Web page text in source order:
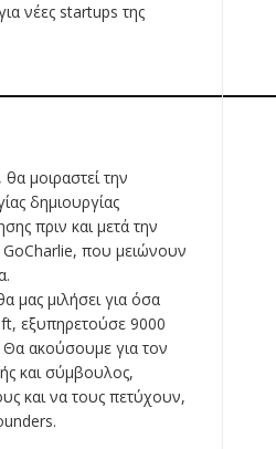
νέες startups της
, θα μοιραστεί την
δημιουργίας
πριν και μετά την
GoCharlie, που μειώνουν
μας μιλήσει για όσα
εξυπηρετούσε 9000
ακούσουμε για τον
και σύμβουλος,
και να τους πετύχουν,